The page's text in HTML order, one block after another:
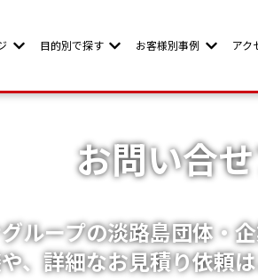
Show submenu for お客様別ページ
目的別で探す Show submenu for 目
お客様別事例 Showアク
お問い合
ループの淡路島団体・
、詳細なお見積り依頼